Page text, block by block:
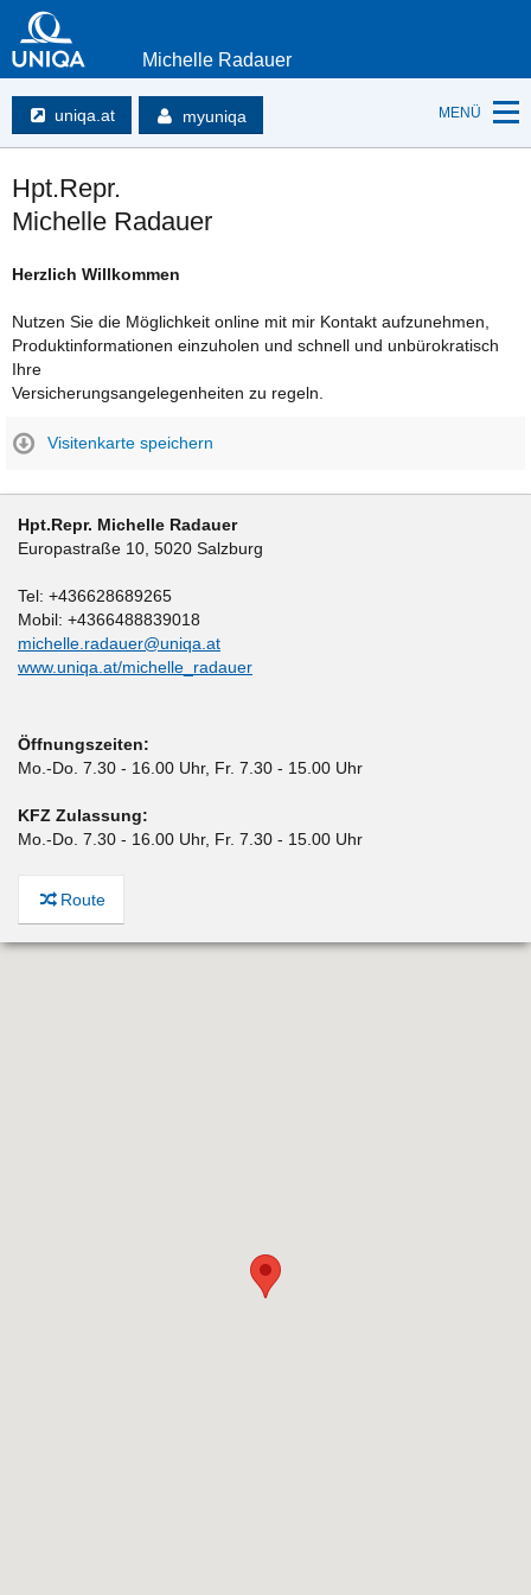
Michelle Radauer
uniqa.at myuniqa MENÜ
Hpt.Repr.
Michelle Radauer
Herzlich Willkommen
Nutzen Sie die Möglichkeit online mit mir Kontakt aufzunehmen,
Produktinformationen einzuholen und schnell und unbürokratisch
Ihre
Versicherungsangelegenheiten zu regeln.
Visitenkarte speichern
Hpt.Repr. Michelle Radauer
Europastraße 10 5020 Salzburg
Tel: +436628689265
Mobil: +4366488839018
michelle.radauer@uniqa.at
www.uniqa.at/michelle_radauer
Öffnungszeiten:
Mo.-Do. 7.30 - 16.00 Uhr, Fr. 7.30 - 15.00 Uhr
KFZ Zulassung:
Mo.-Do. 7.30 - 16.00 Uhr, Fr. 7.30 - 15.00 Uhr
Route